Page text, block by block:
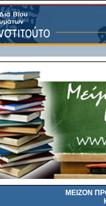
ΜΕΙΖΟΝ